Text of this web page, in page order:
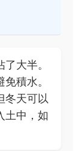
大半。
積水。
冬天可以
土中，如